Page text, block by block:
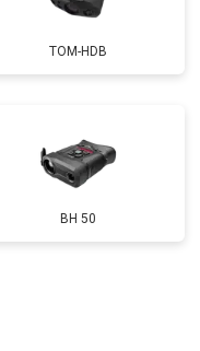
TOM-HDB
BH 50